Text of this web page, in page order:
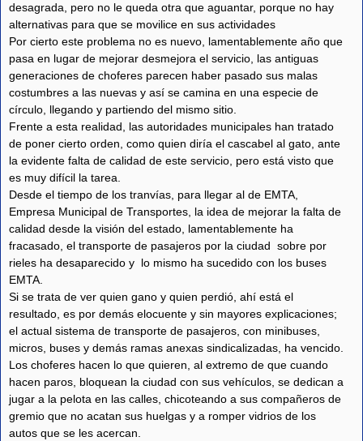
desagrada, pero no le queda otra que aguantar, porque no hay
alternativas para que se movilice en sus actividades
Por cierto este problema no es nuevo, lamentablemente año que
pasa en lugar de mejorar desmejora el servicio, las antiguas
generaciones de choferes parecen haber pasado sus malas
costumbres a las nuevas y así se camina en una especie de
círculo, llegando y partiendo del mismo sitio.
Frente a esta realidad, las autoridades municipales han tratado
de poner cierto orden, como quien diría el cascabel al gato, ante
la evidente falta de calidad de este servicio, pero está visto que
es muy difícil la tarea.
Desde el tiempo de los tranvías, para llegar al de EMTA,
Empresa Municipal de Transportes, la idea de mejorar la falta de
calidad desde la visión del estado, lamentablemente ha
fracasado, el transporte de pasajeros por la ciudad sobre por
rieles ha desaparecido y lo mismo ha sucedido con los buses
EMTA.
Si se trata de ver quien gano y quien perdió, ahí está el
resultado, es por demás elocuente y sin mayores explicaciones;
el actual sistema de transporte de pasajeros, con minibuses,
micros, buses y demás ramas anexas sindicalizadas, ha vencido.
Los choferes hacen lo que quieren, al extremo de que cuando
hacen paros, bloquean la ciudad con sus vehículos, se dedican a
jugar a la pelota en las calles, chicoteando a sus compañeros de
gremio que no acatan sus huelgas y a romper vidrios de los
autos que se les acercan.